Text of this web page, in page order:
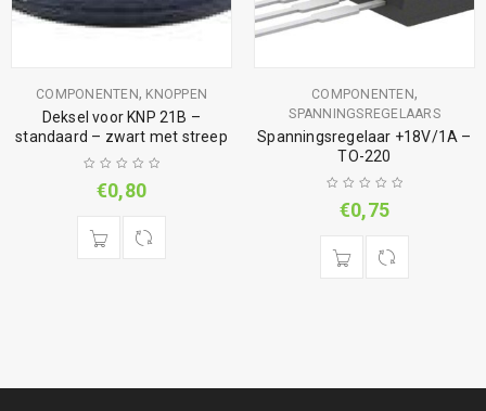
COMPONENTEN, KNOPPEN
Deksel voor KNP 21B –
standaard – zwart met streep
€0,80
COMPONENTEN,
SPANNINGSREGELAARS
Spanningsregelaar +18V/1A –
TO-220
€0,75